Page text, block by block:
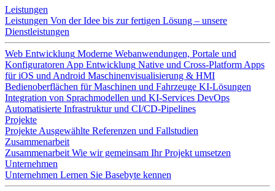
Leistungen
Leistungen Von der Idee bis zur fertigen Lösung – unsere
Dienstleistungen
Web Entwicklung Moderne Webanwendungen, Portale und
Konfiguratoren App Entwicklung Native und Cross-Platform Apps
für iOS und Android Maschinenvisualisierung & HMI
Bedienoberflächen für Maschinen und Fahrzeuge KI-Lösungen
Integration von Sprachmodellen und KI-Services DevOps
Automatisierte Infrastruktur und CI/CD-Pipelines
Projekte
Projekte Ausgewählte Referenzen und Fallstudien
Zusammenarbeit
Zusammenarbeit Wie wir gemeinsam Ihr Projekt umsetzen
Unternehmen
Unternehmen Lernen Sie Basebyte kennen